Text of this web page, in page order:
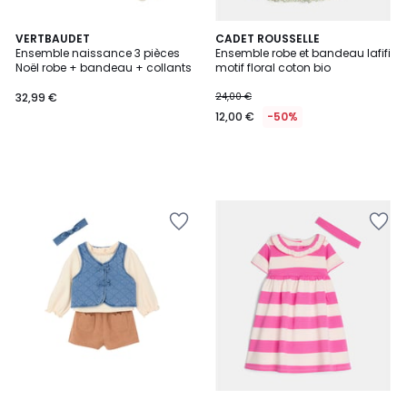
VERTBAUDET
Ensemble naissance 3 pièces
Noël robe + bandeau + collants
32,99 €
CADET ROUSSELLE
Ensemble robe et bandeau lafifi
motif floral coton bio
24,00 €
12,00 € -50%